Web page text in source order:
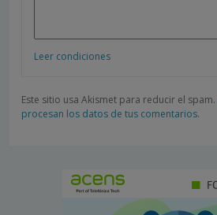
Leer condiciones
Este sitio usa Akismet para reducir el spam.
procesan los datos de tus comentarios.